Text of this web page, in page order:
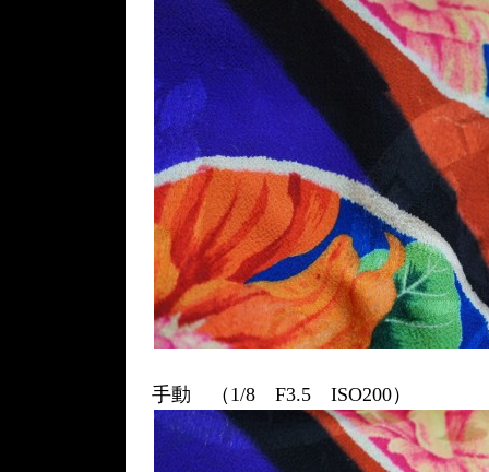
手動 （1/8 F3.5 ISO200）